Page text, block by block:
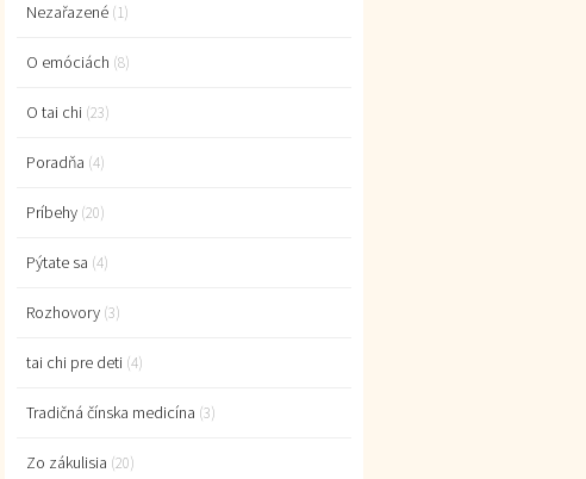
Nezařazené (1)
O emóciách (8)
O tai chi (23)
Poradňa (4)
Príbehy (20)
Pýtate sa (4)
Rozhovory (3)
tai chi pre deti (4)
Tradičná čínska medicína (3)
Zo zákulisia (20)